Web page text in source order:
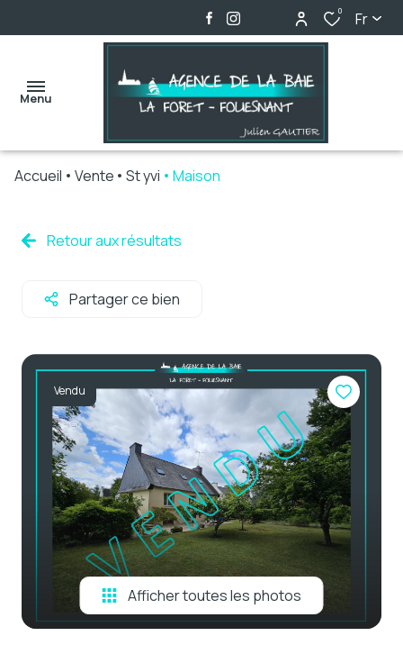
0 Fr
Menu
ventes
e-mail
estimation
contact
Accueil Vente St yvi Maison
Retour aux résultats
Partager ce bien
Vendu
Afficher toutes les photos